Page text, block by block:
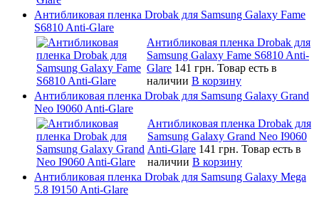
Антибликовая пленка Drobak для Samsung Galaxy Fame
S6810 Anti-Glare
Антибликовая пленка Drobak для
Samsung Galaxy Fame S6810 Anti-
Glare 141 грн. Товар есть в
наличии В корзину
Антибликовая пленка Drobak для Samsung Galaxy Grand
Neo I9060 Anti-Glare
Антибликовая пленка Drobak для
Samsung Galaxy Grand Neo I9060
Anti-Glare 141 грн. Товар есть в
наличии В корзину
Антибликовая пленка Drobak для Samsung Galaxy Mega
5.8 I9150 Anti-Glare